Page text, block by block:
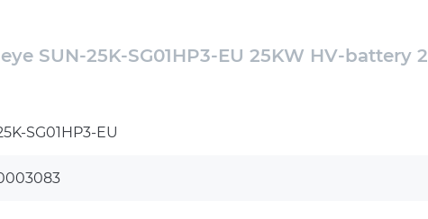
850 В, що робить його сумісним із більшістю
сонячних установок.
що робить його стійким до погодних умов та
температурних умовах – від -40°C до
SUN-25K-SG01HP3-EU 25KW HV-battery 2
SG01HP3-EU